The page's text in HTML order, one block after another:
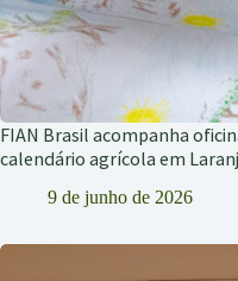
FIAN Brasil acompanha
calendário agrícola em
9 de junho de 2026